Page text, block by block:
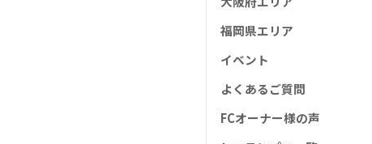
福岡県エリア
イベント
よくあるご質問
FCオーナー様の声